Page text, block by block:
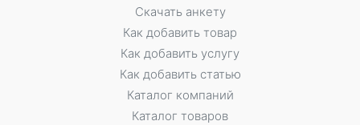
Скачать анкету
Как добавить товар
Как добавить услугу
Как добавить статью
Каталог компаний
Каталог товаров